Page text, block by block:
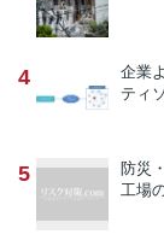
4 企業
ティ
5 防災
工場